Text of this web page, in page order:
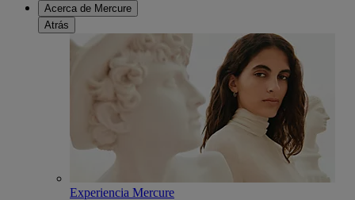
Acerca de Mercure
Atrás
Experiencia Mercure